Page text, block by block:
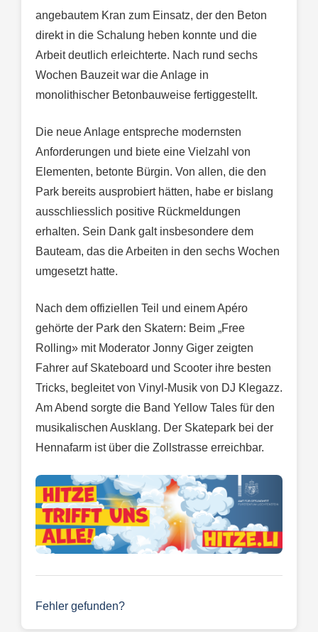
angebautem Kran zum Einsatz, der den Beton
direkt in die Schalung heben konnte und die
Arbeit deutlich erleichterte. Nach rund sechs
Wochen Bauzeit war die Anlage in
monolithischer Betonbauweise fertiggestellt.
Die neue Anlage entspreche modernsten
Anforderungen und biete eine Vielzahl von
Elementen, betonte Bürgin. Von allen, die den
Park bereits ausprobiert hätten, habe er bislang
ausschliesslich positive Rückmeldungen
erhalten. Sein Dank galt insbesondere dem
Bauteam, das die Arbeiten in den sechs Wochen
umgesetzt hatte.
Nach dem offiziellen Teil und einem Apéro
gehörte der Park den Skatern: Beim „Free
Rolling» mit Moderator Jonny Giger zeigten
Fahrer auf Skateboard und Scooter ihre besten
Tricks, begleitet von Vinyl-Musik von DJ Klegazz.
Am Abend sorgte die Band Yellow Tales für den
musikalischen Ausklang. Der Skatepark bei der
Hennafarm ist über die Zollstrasse erreichbar.
Fehler gefunden?